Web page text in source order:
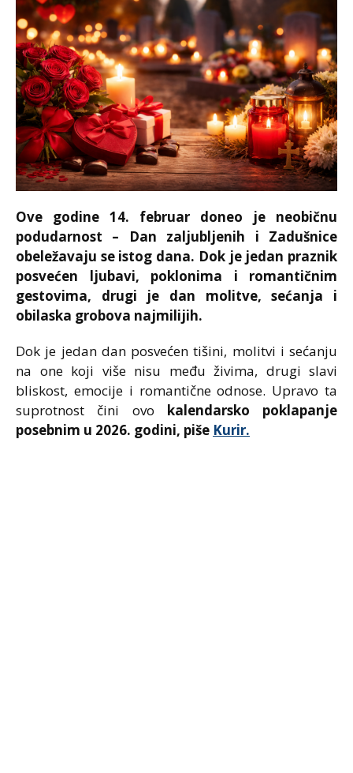
Ove godine 14. februar doneo je neobičnu
podudarnost – Dan zaljubljenih i Zadušnice
obeležavaju se istog dana. Dok je jedan praznik
posvećen ljubavi, poklonima i romantičnim
gestovima, drugi je dan molitve, sećanja i
obilaska grobova najmilijih.
Dok je jedan dan posvećen tišini, molitvi i sećanju
na one koji više nisu među živima, drugi slavi
bliskost, emocije i romantične odnose. Upravo ta
suprotnost čini ovo kalendarsko poklapanje
posebnim u 2026. godini, piše Kurir.